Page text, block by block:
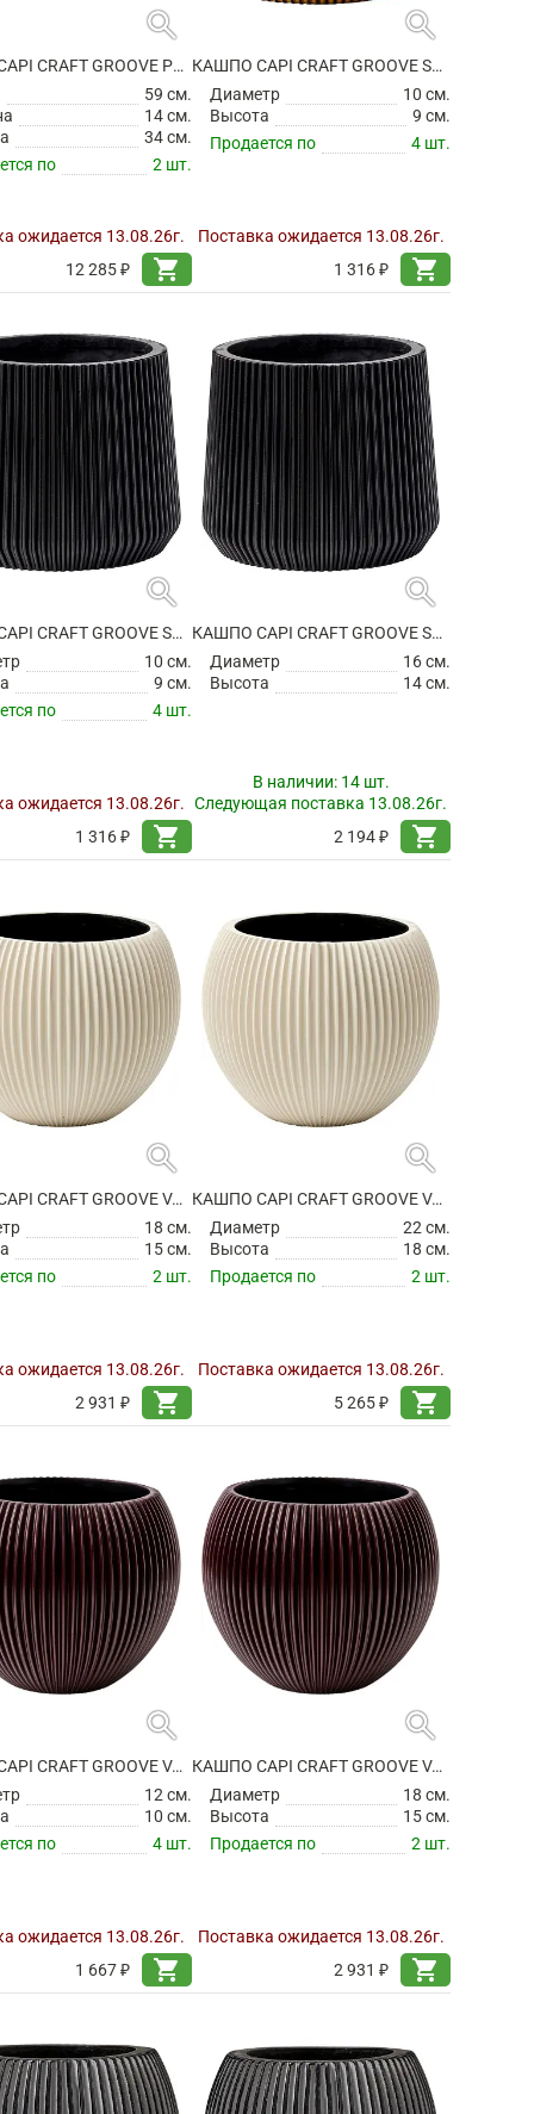
search
КАШПО CAPI CRAFT GROOVE PLANTER OVAL INTENSE BLACK
59 см.
14 см.
34 см.
по
2 шт.
ожидается 13.08.26г.
12 285 ₽
shopping_cart
search
КАШПО CAPI CRAFT GROOVE SANDBAG BLACK GOLD
Диаметр
10 см.
Высота
9 см.
Продается по
4 шт.
Поставка ожидается 13.08.26г.
1 316 ₽
shopping_cart
search
КАШПО CAPI CRAFT GROOVE SANDBAG INTENSE BLACK
10 см.
9 см.
по
4 шт.
ожидается 13.08.26г.
1 316 ₽
shopping_cart
search
КАШПО CAPI CRAFT GROOVE SANDBAG INTENSE BLACK
Диаметр
16 см.
Высота
14 см.
В наличии: 14 шт.
Следующая поставка 13.08.26г.
2 194 ₽
shopping_cart
search
КАШПО CAPI CRAFT GROOVE VASE BALL BEIGE
18 см.
15 см.
по
2 шт.
ожидается 13.08.26г.
2 931 ₽
shopping_cart
search
КАШПО CAPI CRAFT GROOVE VASE BALL BEIGE
Диаметр
22 см.
Высота
18 см.
Продается по
2 шт.
Поставка ожидается 13.08.26г.
5 265 ₽
shopping_cart
search
КАШПО CAPI CRAFT GROOVE VASE BALL BLACK RED
12 см.
10 см.
по
4 шт.
ожидается 13.08.26г.
1 667 ₽
shopping_cart
search
КАШПО CAPI CRAFT GROOVE VASE BALL BLACK RED
Диаметр
18 см.
Высота
15 см.
Продается по
2 шт.
Поставка ожидается 13.08.26г.
2 931 ₽
shopping_cart